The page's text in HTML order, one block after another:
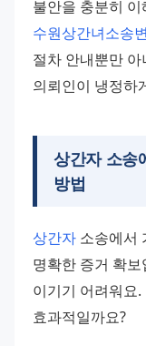
수원상간녀소송
절차 안내뿐만
의뢰인이 냉정하
상간자 소송
방법
상간자 소송에서
명확한 증거 확
이기기 어려워요
효과적일까요?